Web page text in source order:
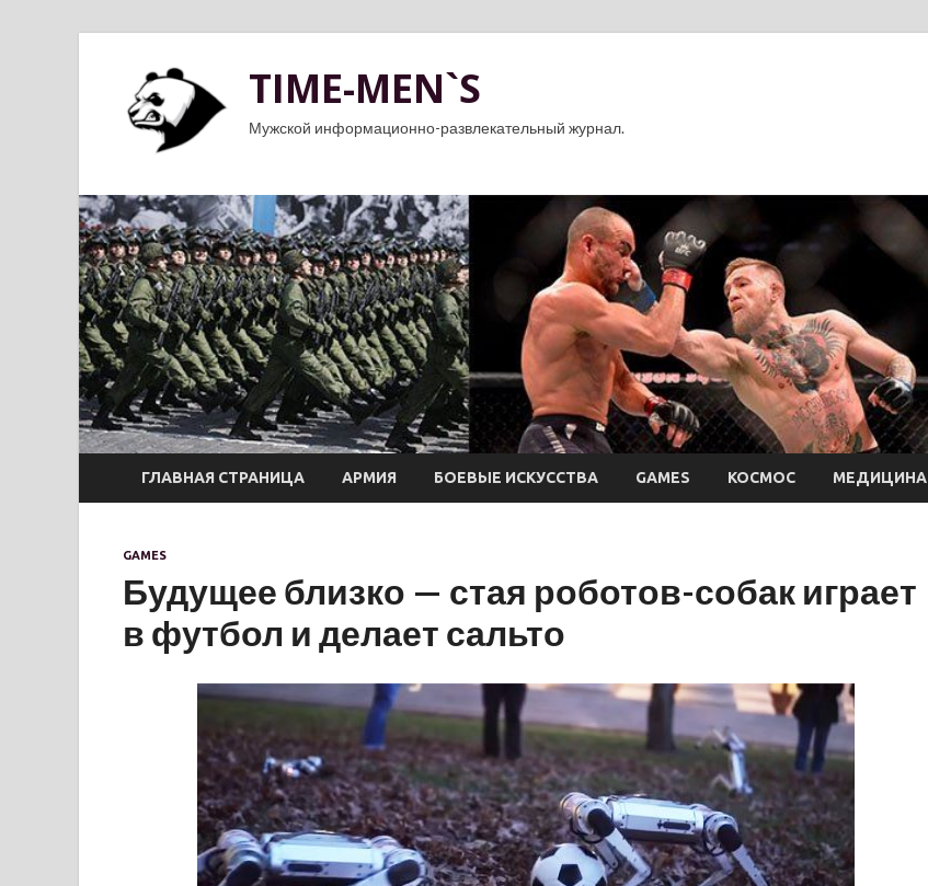
TIME-MEN`S
Мужской информационно-развлекательный журнал.
ГЛАВНАЯ СТРАНИЦА АРМИЯ БОЕВЫЕ ИСКУССТВА GAMES КОСМОС МЕДИЦИНА
GAMES
Будущее близко — стая роботов-собак играет
в футбол и делает сальто